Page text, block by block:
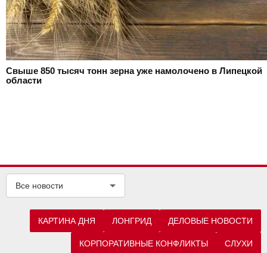
Свыше 850 тысяч тонн зерна уже намолочено в Липецкой
области
Все новости
КАРТИНА ДНЯ ЛОНГРИД ДЕЛОВЫЕ НОВОСТИ
КОРПОРАТИВНЫЕ КОНФЛИКТЫ СЛУХИ